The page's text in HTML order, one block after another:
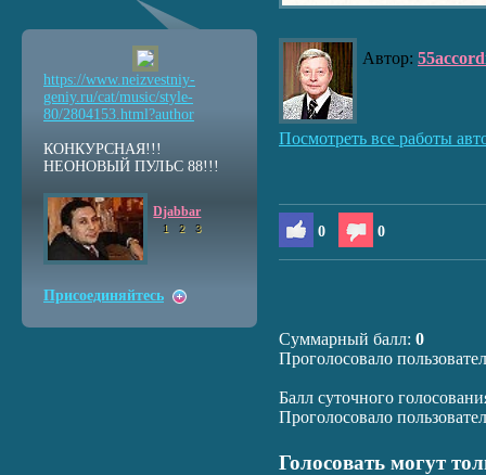
Автор:
Посмотреть все работы
0 0
Суммарный балл: 0
Проголосовало
Балл суточного
Проголосовало
Голосовать могут
https://www.neizvestniy-
geniy.ru/cat/music/style-
80/2804153.html?author
КОНКУРСНАЯ!!!
НЕОНОВЫЙ ПУЛЬС 88!!!
Djabbar
1 2 3
Присоединяйтесь